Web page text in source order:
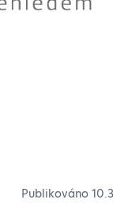
Publikováno